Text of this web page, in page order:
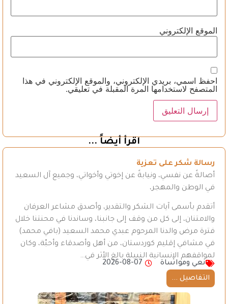
الموقع الإلكتروني
احفظ اسمي، بريدي الإلكتروني، والموقع الإلكتروني في هذا
المتصفح لاستخدامها المرة المقبلة في تعليقي.
اقرأ أيضاً ...
رسالة شكر على تعزية
أصالةً عن نفسي، ونيابةً عن إخوتي وأخواتي، وجميع آل السعيد
في الوطن والمهجر،
أتقدم بأسمى آيات الشكر والتقدير، وأصدق مشاعر العرفان
والامتنان، إلى كل من وقف إلى جانبنا، وساندنا في محنتنا خلال
فترة مرض والدنا المرحوم عبدي محمد السعيد (بافي محمد)
في مشافي إقليم كوردستان، من أهل وأصدقاء وأحبّة، وكان
لمواقفهم الإنسانية النبيلة بالغ الأثر في…
نعي ومواساة
2026-08-07
التفاصيل ...